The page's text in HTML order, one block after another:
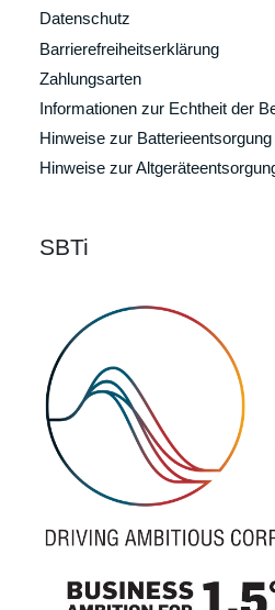
Datenschutz
Barrierefreiheitserklärung
Zahlungsarten
Informationen zur Echtheit der
Hinweise zur Batterieentsorgung
Hinweise zur
SBTi